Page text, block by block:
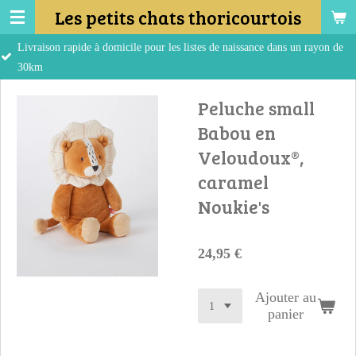
Passer
au
contenu
Les petits chats thoricourtois
à domicile pour les listes de naissance dans un rayon de
Peluche small
Babou en
Veloudoux®,
caramel
Noukie's
24,95 €
Ajouter au
panier